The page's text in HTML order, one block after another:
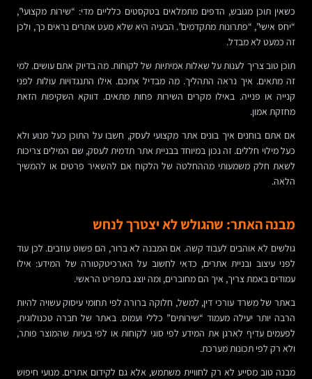
כשאין תוכן מגובש, הדפים מתמלאים בטקסטים כלליים מדי: “שירות מקצועי”,
“יחס אישי”, “פתרונות מתקדמים”. הבעיה היא שלא מעט אתרים נראים כך, ולכן
זה כמעט לא מבדל.
תוכן טוב צריך לענות על שאלות אמיתיות של לקוחות. מה בדיוק אתם עושים. למי
זה מתאים. איך נראה התהליך. מה מבדיל אתכם. אילו התנגדויות עולות לפני
קנייה או פנייה. באילו מקרים השירות פחות מתאים. דווקא השקיפות הזאת
מחזקת אמון.
אם אתם בוחנים איך בונים אתר מקצועי לעסק, חשבו על התוכן כעל מנוע ולא
כעל מילוי חללים. זה נכון במיוחד בבניית אתר תדמית לעסק, שם המילים צריכות
לשאת חלק משמעותי מההחלטה של הלקוח אם להשאיר פרטים או להמשיך
הלאה.
מבנה האתר: שהגולש לא יצטרך לנחש
גולשים לא אוהבים לעבוד קשה. אם המבנה לא ברור, הם פשוט עוזבים. לכן עוד
לפני עיצוב ובניית אתרים, כדאי לחשוב על הארכיטקטורה של המידע: אילו
עמודים באמת צריך, איך הם מחוברים, ומה יוצג בתפריט הראשי.
באתר של משרד עורכי דין, למשל, חלוקה ברורה לפי תחומי עיסוק עשויה להיות
הרבה יותר יעילה מעמוד “שירותים” כללי ועמוס. באתר של חברה טכנולוגית,
לפעמים עדיף לארגן את המידע לפי סוגי לקוחות או לפי בעיות שהמוצר פותר,
ולא רק לפי תכונות מערכת.
מבנה טוב מסייע לא רק לחוויית משתמש, אלא גם לקידום אתרים. מנועי חיפוש